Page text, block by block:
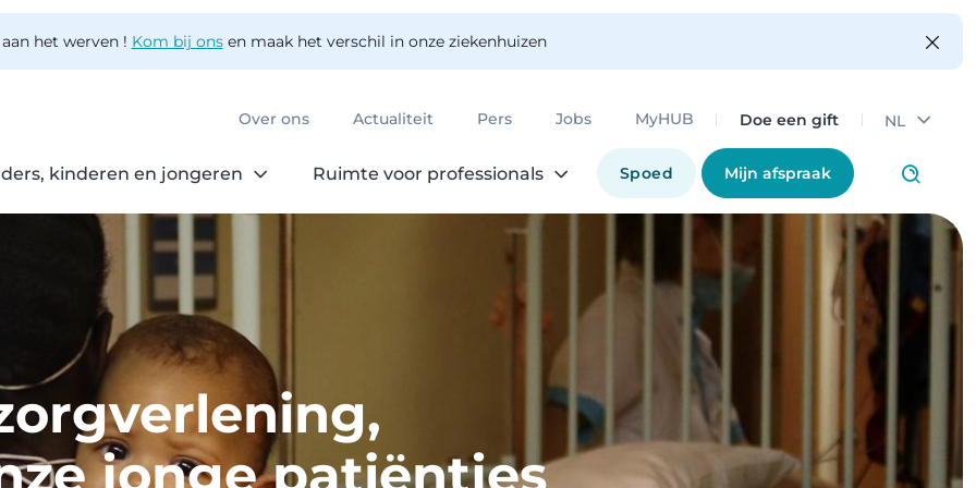
het werven ! Kom bij onsen maak het verschil in onze ziekenhuizen
Over ons Actualiteit Pers Jobs MyHUB Doe een gift NL
kinderen en jongeren Ruimte voor professionals Spoed Mijn afspraak
jonge patiëntjes